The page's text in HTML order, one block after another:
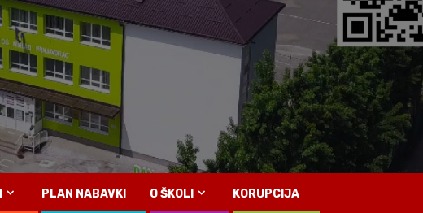
PLAN NABAVKI O ŠKOLI KORUPCIJA